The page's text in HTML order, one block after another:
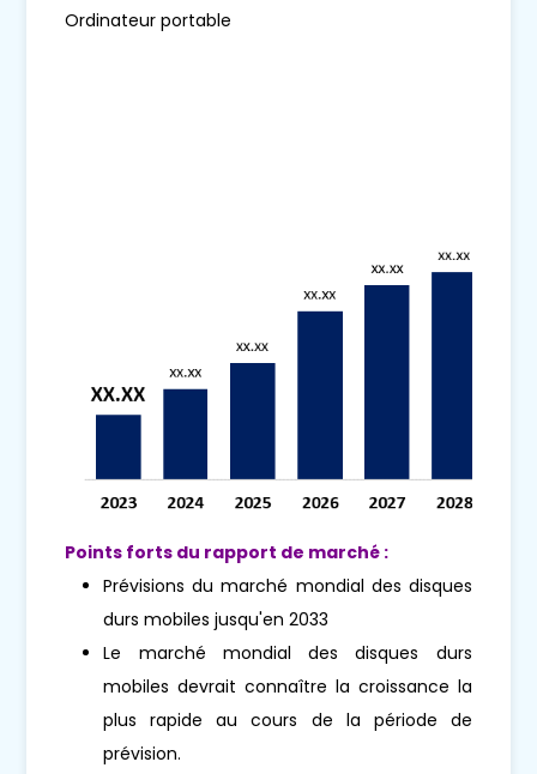
Ordinateur portable
Points forts du rapport de marché :
Prévisions du marché mondial des disques
durs mobiles jusqu'en 2033
Le marché mondial des disques durs
mobiles devrait connaître la croissance la
plus rapide au cours de la période de
prévision.